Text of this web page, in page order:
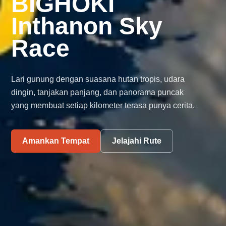
Inthanon Sky
Race
Lari gunung dengan suasana hutan tropis, udara
dingin, tanjakan panjang, dan panorama puncak
yang membuat setiap kilometer terasa punya cerita.
Amankan Tempat Jelajahi Rute